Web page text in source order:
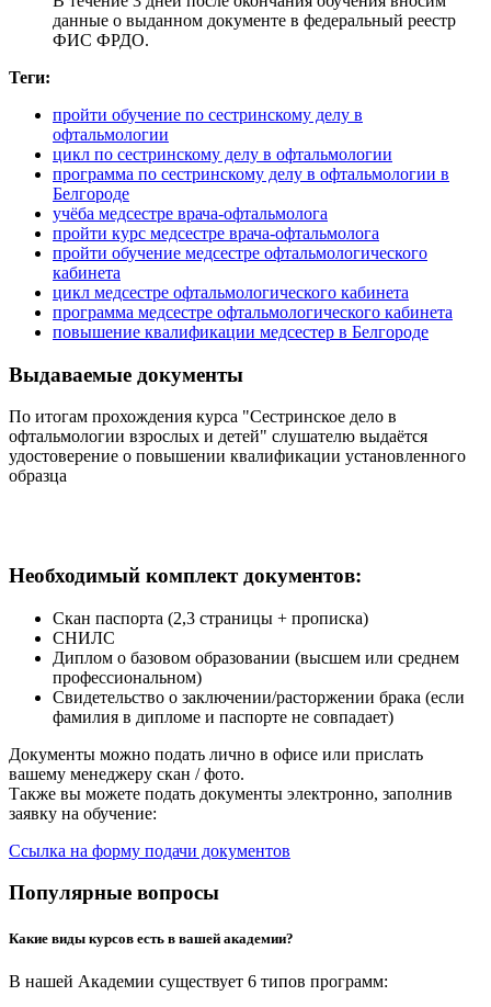
данные о выданном документе в федеральный реестр
ФИС ФРДО.
Теги:
пройти обучение по сестринскому делу в
офтальмологии
цикл по сестринскому делу в офтальмологии
программа по сестринскому делу в офтальмологии в
Белгороде
учёба медсестре врача-офтальмолога
пройти курс медсестре врача-офтальмолога
пройти обучение медсестре офтальмологического
кабинета
цикл медсестре офтальмологического кабинета
программа медсестре офтальмологического кабинета
повышение квалификации медсестер в Белгороде
Выдаваемые документы
По итогам прохождения курса "Сестринское дело в
офтальмологии взрослых и детей" слушателю выдаётся
удостоверение о повышении квалификации установленного
образца
Необходимый комплект документов:
Скан паспорта (2,3 страницы + прописка)
СНИЛС
Диплом о базовом образовании (высшем или среднем
профессиональном)
Свидетельство о заключении/расторжении брака (если
фамилия в дипломе и паспорте не совпадает)
Документы можно подать лично в офисе или прислать
вашему менеджеру скан / фото.
Также вы можете подать документы электронно, заполнив
заявку на обучение:
Ссылка на форму подачи документов
Популярные вопросы
Какие виды курсов есть в вашей академии?
В нашей Академии существует 6 типов программ: